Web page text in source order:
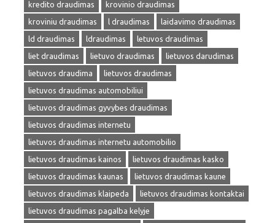
kredito draudimas
krovinio draudimas
kroviniu draudimas
l draudimas
laidavimo draudimas
ld draudimas
ldraudimas
letuvos draudimas
liet draudimas
lietuvo draudimas
lietuvos darudimas
lietuvos draudima
lietuvos draudimas
lietuvos draudimas automobiliui
lietuvos draudimas gyvybes draudimas
lietuvos draudimas internetu
lietuvos draudimas internetu automobilio
lietuvos draudimas kainos
lietuvos draudimas kasko
lietuvos draudimas kaunas
lietuvos draudimas kaune
lietuvos draudimas klaipeda
lietuvos draudimas kontaktai
lietuvos draudimas pagalba kelyje